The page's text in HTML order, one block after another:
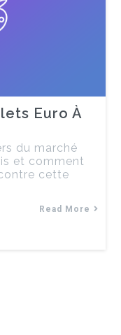
Euro À
du marché
et comment
cette
Read More